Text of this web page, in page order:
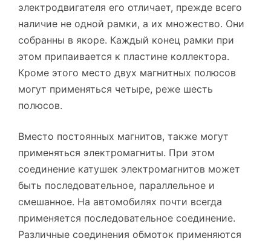
электродвигателя его отличает, прежде всего
наличие не одной рамки, а их множество. Они
собранны в якоре. Каждый конец рамки при
этом припаивается к пластине коллектора.
Кроме этого место двух магнитных полюсов
могут применяться четыре, реже шесть
полюсов.
Вместо постоянных магнитов, также могут
применяться электромагниты. При этом
соединение катушек электромагнитов может
быть последовательное, параллельное и
смешанное. На автомобилях почти всегда
применяется последовательное соединение.
Различные соединения обмоток применяются